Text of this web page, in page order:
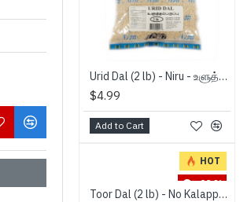
Urid Dal (2 lb) - Niru - உளுத்தம்பருப்பு
$4.99
Add to Cart
HOT
-28 %
Toor Dal (2 lb) - No Kalappadam - துவரம் பருப்பு